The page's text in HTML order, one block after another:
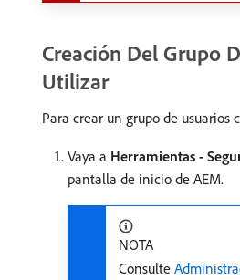
Creación Del Grupo
Utilizar
Para crear un grupo de usuarios
Vaya a Herramientas -
pantalla de inicio de AEM.
NOTA
Consulte